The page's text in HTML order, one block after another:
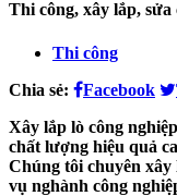
Thi công, xây lắp, sửa
Thi công
Chia sẻ:
Facebook
Xây lắp lò công
chất lượng hiệu quả
Chúng tôi chuyên xây
vụ nghành công